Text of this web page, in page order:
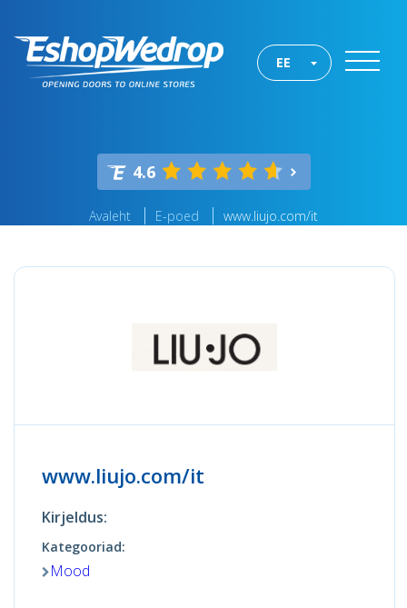
EE
4.6
Avaleht E-poed www.liujo.com/it
www.liujo.com/it
Kirjeldus:
Kategooriad:
Mood